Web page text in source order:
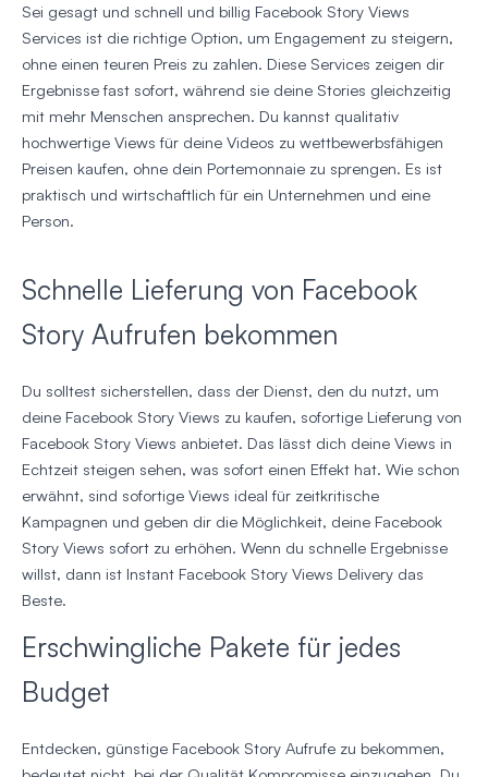
Sei gesagt und schnell und billig Facebook Story Views
Services ist die richtige Option, um Engagement zu steigern,
ohne einen teuren Preis zu zahlen. Diese Services zeigen dir
Ergebnisse fast sofort, während sie deine Stories gleichzeitig
mit mehr Menschen ansprechen. Du kannst qualitativ
hochwertige Views für deine Videos zu wettbewerbsfähigen
Preisen kaufen, ohne dein Portemonnaie zu sprengen. Es ist
praktisch und wirtschaftlich für ein Unternehmen und eine
Person.
Schnelle Lieferung von Facebook
Story Aufrufen bekommen
Du solltest sicherstellen, dass der Dienst, den du nutzt, um
deine Facebook Story Views zu kaufen, sofortige Lieferung von
Facebook Story Views anbietet. Das lässt dich deine Views in
Echtzeit steigen sehen, was sofort einen Effekt hat. Wie schon
erwähnt, sind sofortige Views ideal für zeitkritische
Kampagnen und geben dir die Möglichkeit, deine Facebook
Story Views sofort zu erhöhen. Wenn du schnelle Ergebnisse
willst, dann ist Instant Facebook Story Views Delivery das
Beste.
Erschwingliche Pakete für jedes
Budget
Entdecken, günstige Facebook Story Aufrufe zu bekommen,